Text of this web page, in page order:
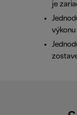
je